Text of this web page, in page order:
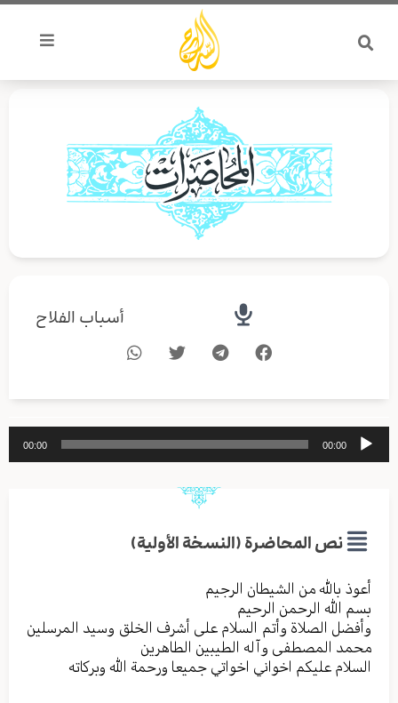
تخطي
المحتوى
أسباب الفلاح
مشغل
الصوت
00:00
00:00
نص المحاضرة (النسخة الأولية)
أعوذ بالله من الشیطان الرجیم
بسم الله الرحمن الرحیم
وأفضل الصلاة وأتم السلام علی أشرف الخلق وسید المرسلین
محمد المصطفی وآله الطیبین الطاهرین
السلام علیکم اخواني اخواتي جمیعا ورحمة الله وبرکاته